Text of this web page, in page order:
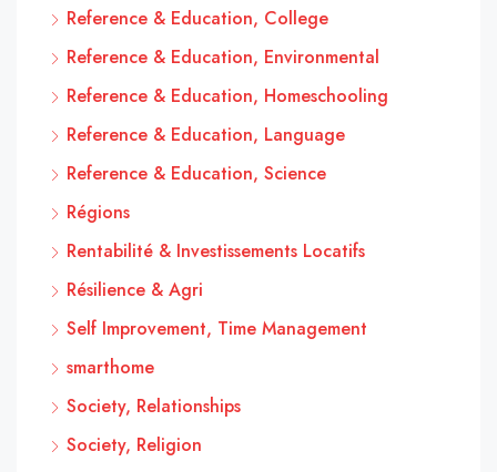
Reference & Education, College
Reference & Education, Environmental
Reference & Education, Homeschooling
Reference & Education, Language
Reference & Education, Science
Régions
Rentabilité & Investissements Locatifs
Résilience & Agri
Self Improvement, Time Management
smarthome
Society, Relationships
Society, Religion